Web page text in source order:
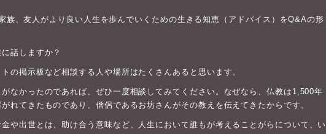
族、友人がより良い人生を歩んでいくための生きる知恵（アドバイス）をQ&Aの形
話しますか？
の掲示板など相談する人や場所はたくさんあると思います。
なかったのであれば、ぜひ一度相談してみてください。なぜなら、仏教は1,500年
れてきたものであり、僧侶であるお坊さんがその教えを伝えてきたからです。
や出世とは、助け合う意味など、人生において誰もが考えることがらについて、い